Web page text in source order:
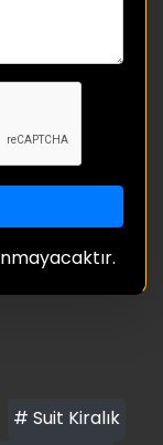
# Suit Kiralık